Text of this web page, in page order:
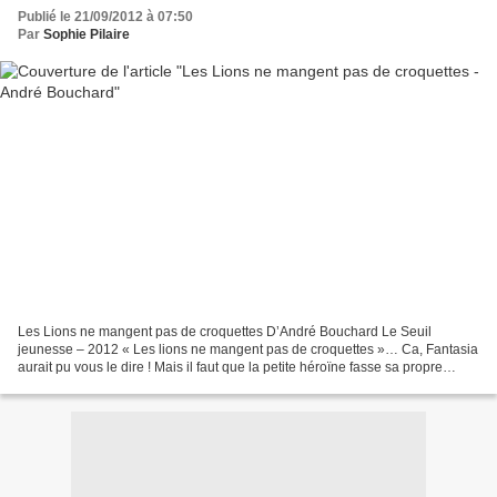
Publié le 21/09/2012 à 07:50
Par Sophie Pilaire
Les Lions ne mangent pas de croquettes D’André Bouchard Le Seuil
jeunesse – 2012 « Les lions ne mangent pas de croquettes »… Ca, Fantasia
aurait pu vous le dire ! Mais il faut que la petite héroïne fasse sa propre